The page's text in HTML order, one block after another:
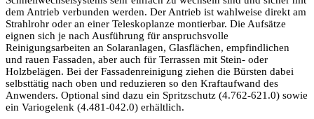
dem Antrieb verbunden werden. Der Antrieb ist wahlweise direkt am
Strahlrohr oder an einer Teleskoplanze montierbar. Die Aufsätze
eignen sich je nach Ausführung für anspruchsvolle
Reinigungsarbeiten an Solaranlagen, Glasflächen, empfindlichen
und rauen Fassaden, aber auch für Terrassen mit Stein- oder
Holzbelägen. Bei der Fassadenreinigung ziehen die Bürsten dabei
selbsttätig nach oben und reduzieren so den Kraftaufwand des
Anwenders. Optional sind dazu ein Spritzschutz (4.762-621.0) sowie
ein Variogelenk (4.481-042.0) erhältlich.